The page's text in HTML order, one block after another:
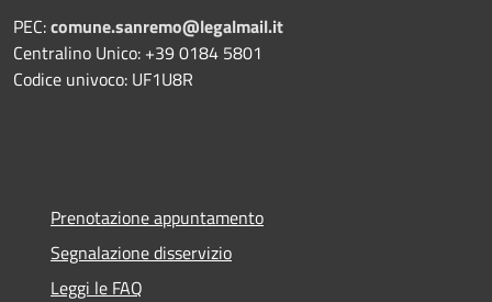
PEC:comune.sanremo@legalmail.it
Centralino Unico: +39 0184 5801
Codice univoco: UF1U8R
Prenotazione appuntamento
Segnalazione disservizio
Leggi le FAQ